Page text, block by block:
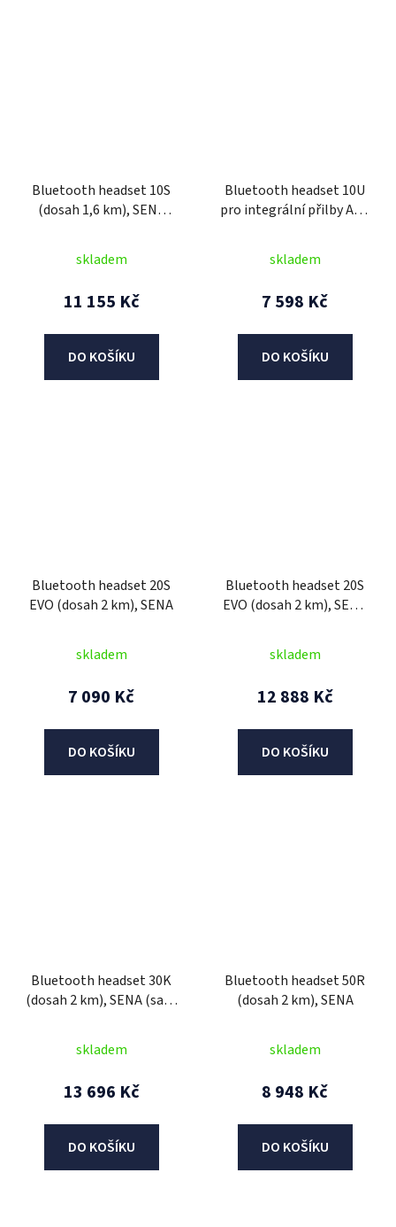
Bluetooth headset 10S
(dosah 1,6 km), SENA
skladem
11 155 Kč
DO KOŠÍKU
Bluetooth headset 10U
pro integrální přilby Arai
skladem
7 598 Kč
DO KOŠÍKU
Bluetooth headset 20S
EVO (dosah 2 km), SENA
skladem
7 090 Kč
DO KOŠÍKU
Bluetooth headset 20S
EVO (dosah 2 km), SENA
skladem
12 888 Kč
DO KOŠÍKU
Bluetooth headset 30K
(dosah 2 km), SENA (sada
skladem
13 696 Kč
DO KOŠÍKU
Bluetooth headset 50R
(dosah 2 km), SENA
skladem
8 948 Kč
DO KOŠÍKU